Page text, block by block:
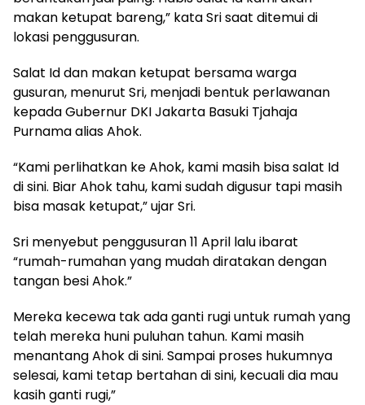
makan ketupat bareng,” kata Sri saat ditemui di
lokasi penggusuran.
Salat Id dan makan ketupat bersama warga
gusuran, menurut Sri, menjadi bentuk perlawanan
kepada Gubernur DKI Jakarta Basuki Tjahaja
Purnama alias Ahok.
“Kami perlihatkan ke Ahok, kami masih bisa salat Id
di sini. Biar Ahok tahu, kami sudah digusur tapi masih
bisa masak ketupat,” ujar Sri.
Sri menyebut penggusuran 11 April lalu ibarat
“rumah-rumahan yang mudah diratakan dengan
tangan besi Ahok.”
Mereka kecewa tak ada ganti rugi untuk rumah yang
telah mereka huni puluhan tahun. Kami masih
menantang Ahok di sini. Sampai proses hukumnya
selesai, kami tetap bertahan di sini, kecuali dia mau
kasih ganti rugi,”